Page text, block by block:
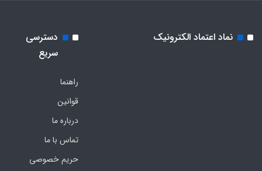
نماد اعتماد الکترونیک
دسترسی
سریع
راهنما
قوانین
درباره ما
تماس با ما
حریم خصوصی